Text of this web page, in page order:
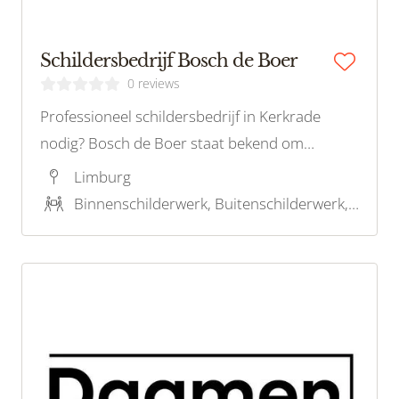
Schildersbedrijf Bosch de Boer
0 reviews
Professioneel schildersbedrijf in Kerkrade
nodig? Bosch de Boer staat bekend om
uitmuntende service en vakmanschap. Neem
contact op voor een vrijblijvende offerte.
Limburg
Binnenschilderwerk, Buitenschilderwerk, Latex spuiten, Behangwerk, Houtrotreparatie, Kleuradvies